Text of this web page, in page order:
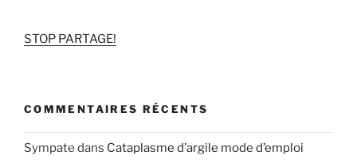
STOP PARTAGE!
COMMENTAIRES RÉCENTS
Sympate dans Cataplasme d’argile mode d’emploi